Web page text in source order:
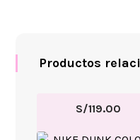
Productos
S/119.00